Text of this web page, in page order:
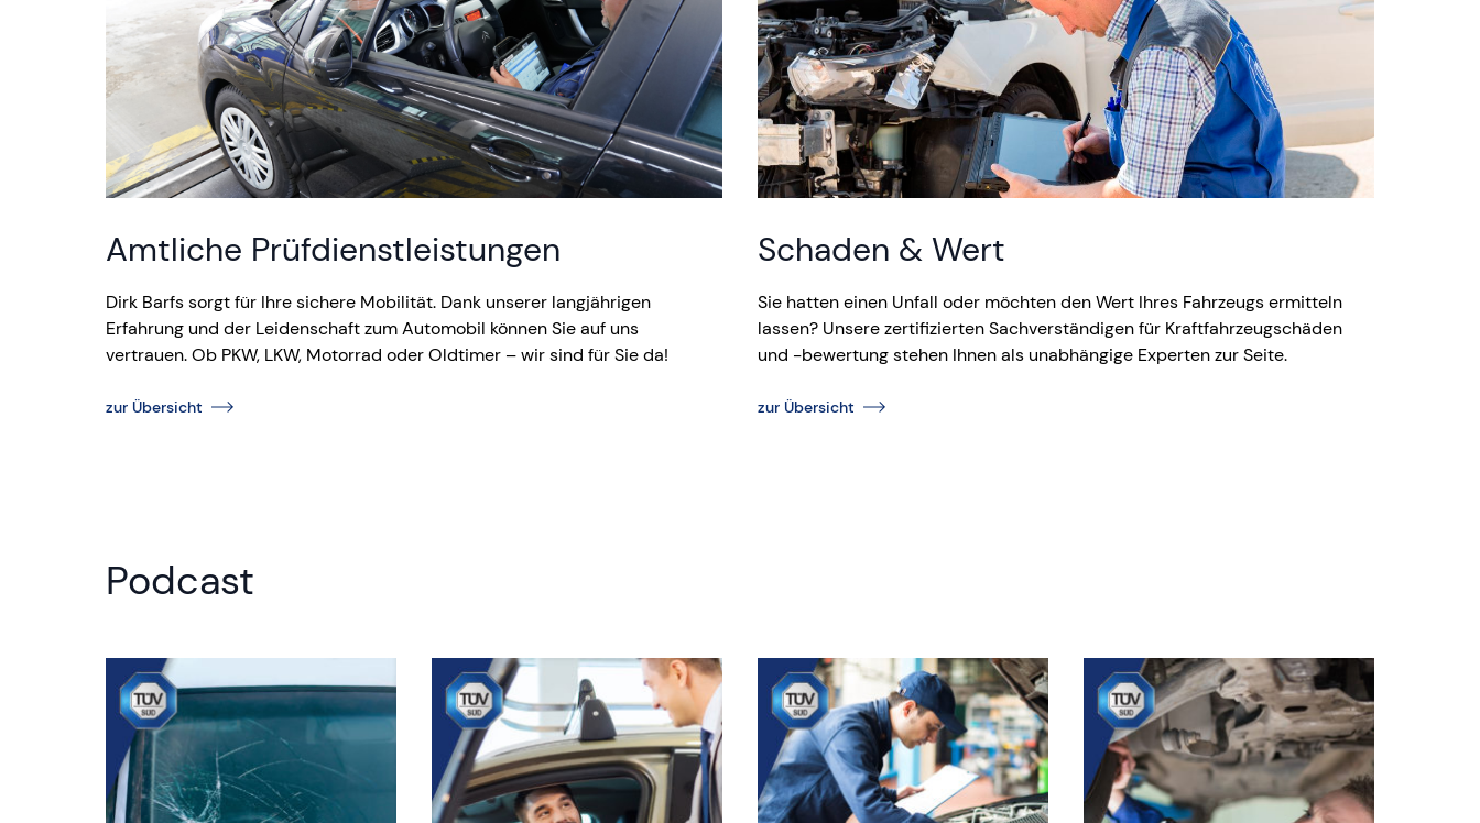
Amtliche Prüfdienstleistungen
Dirk Barfs sorgt für Ihre sichere Mobilität. Dank unserer langjährigen
Erfahrung und der Leidenschaft zum Automobil können Sie auf uns
vertrauen. Ob PKW, LKW, Motorrad oder Oldtimer – wir sind für Sie da!
zur Übersicht
Schaden & Wert
Sie hatten einen Unfall oder möchten den Wert Ihres Fahrzeugs ermitteln
lassen? Unsere zertifizierten Sachverständigen für Kraftfahrzeugschäden
und -bewertung stehen Ihnen als unabhängige Experten zur Seite.
zur Übersicht
Podcast